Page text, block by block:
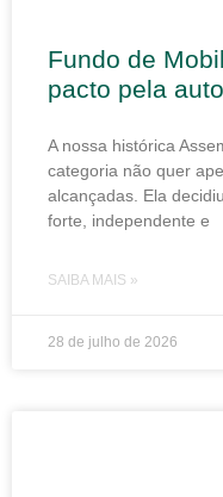
Fundo de
pacto pela
A nossa histórica
categoria não quer
alcançadas. Ela
forte, independente e
SAIBA MAIS »
28 de julho de 2026